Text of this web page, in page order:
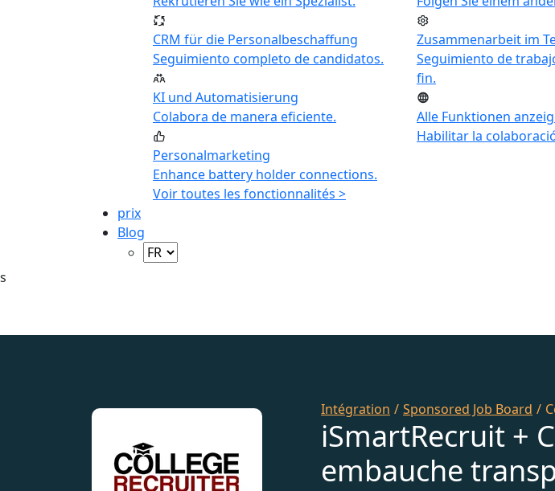
CRM für die Personalbeschaffung
Seguimiento completo de candidatos.
KI und Automatisierung
Colabora de manera eficiente.
Personalmarketing
Enhance battery holder connections.
Zusammenarbeit im
Seguimiento de
fin.
Alle Funktionen
Habilitar la
Voir toutes les fonctionnalités >
prix
Blog
s
Intégration / Sponsored Job Board /
iSmartRecruit +
embauche